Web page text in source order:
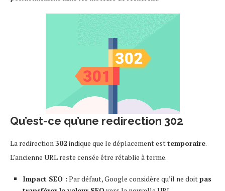
Qu’est-ce qu’une redirection 302
La redirection 302indique que le déplacement esttemporaire.
L’ancienne URL reste censée être rétablie à terme.
Impact SEO : Par défaut, Google considère qu’il ne doitpas